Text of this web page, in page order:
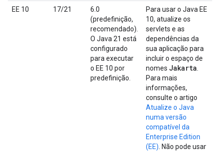
EE 10 17/21
6.0
(predefinição,
recomendado).
O Java 21 está
configurado
para executar
o EE 10 por
predefinição.
Para usar o Java EE
10, atualize os
servlets e as
dependências da
sua aplicação para
incluir o espaço de
nomes Jakarta
Para mais
informações,
consulte o artigo
Atualize o Java
numa versão
compatível da
Enterprise Edition
(EE) . Não pode usar